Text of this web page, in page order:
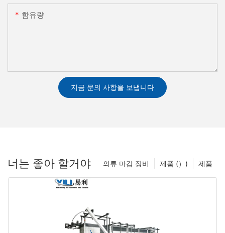
함유량
지금 문의 사항을 보냅니다
너는 좋아 할거야 제품
제품 (）)
의류 마감 장비